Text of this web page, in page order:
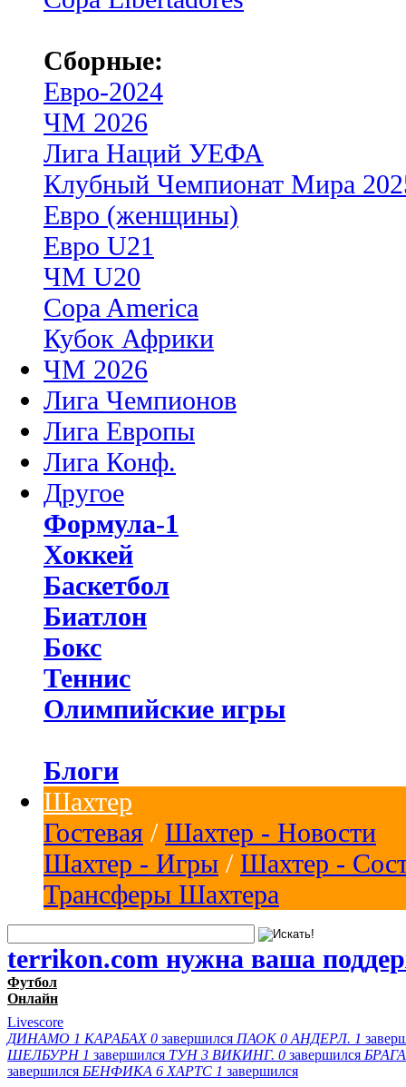
Сборные:
Евро-2024
ЧМ 2026
Лига Наций УЕФА
Клубный Чемпионат Мира
Евро (женщины)
Евро U21
ЧМ U20
Copa America
Кубок Африки
ЧМ 2026
Лига Чемпионов
Лига Европы
Лига Конф.
Другое
Формула-1
Хоккей
Баскетбол
Биатлон
Бокс
Теннис
Олимпийские игры
Блоги
Шахтер
Гостевая / Шахтер - Новости
Шахтер - Игры / Шахтер -
Трансферы Шахтера
terrikon.com нужна ваша
Футбол
Онлайн
Livescore
ДИНАМО 1 КАРАБАХ 0 завершился ПАОК 0 АНДЕРЛ. 1
ШЕЛБУРН 1 завершился ТУН 3 ВИКИНГ. 0 завершился БРАГА
завершился БЕНФИКА 6 ХАРТС 1 завершился